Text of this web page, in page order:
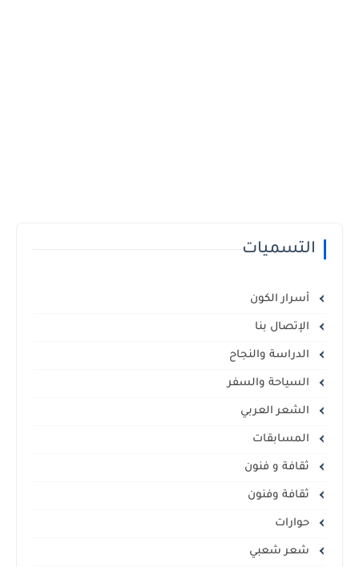
التسميات
أسرار الكون
الإتصال بنا
الدراسة والنجاح
السياحة والسفر
الشعر العربي
المسابقات
ثقافة و فنون
ثقافة وفنون
حوارات
شعر شعبي